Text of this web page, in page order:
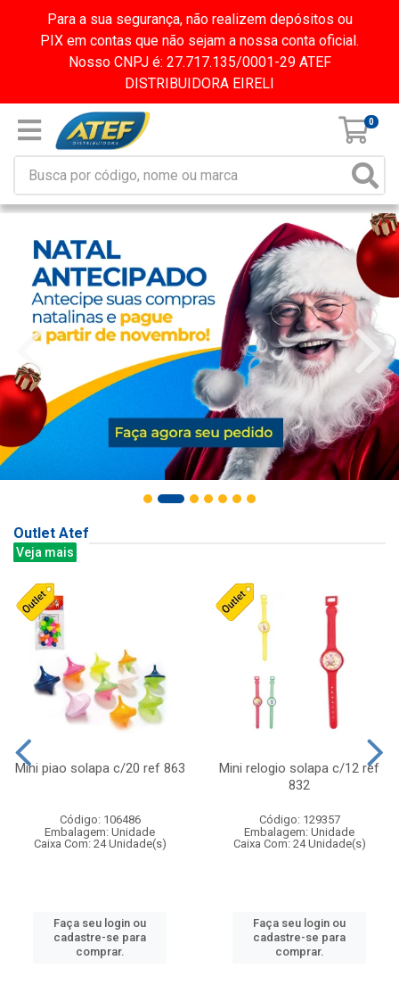
Para a sua segurança, não realizem depósitos ou
PIX em contas que não sejam a nossa conta oficial.
Nosso CNPJ é: 27.717.135/0001-29 ATEF
DISTRIBUIDORA EIRELI
0
Outlet Atef
Veja mais
Mini piao solapa c/20 ref 863
Código: 106486
Embalagem: Unidade
Caixa Com: 24 Unidade(s)
Faça seu login ou
cadastre-se para
comprar.
Mini relogio solapa c/12 ref
832
Código: 129357
Embalagem: Unidade
Caixa Com: 24 Unidade(s)
Faça seu login ou
cadastre-se para
comprar.